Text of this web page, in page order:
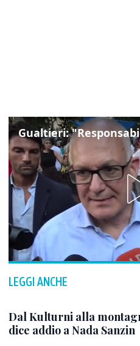
LEGGI ANCHE
Dal Kulturni alla
dice addio a Nada Sanzin